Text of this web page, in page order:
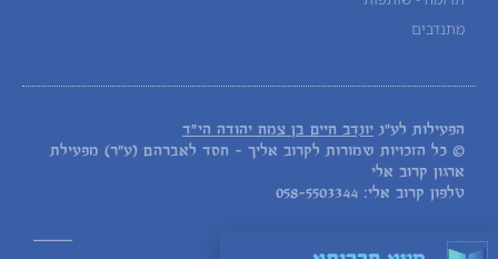
מתנדבים
הפעילות לע"נ יונדב חיים בן צמח יהודה הי"ד
© כל הזכויות שמורות לקרוב אליך - חסד לאברהם (ע"ר) מפעילת
ארגון קרוב אלי
טלפון קרוב אלי: 058-5503344
_____